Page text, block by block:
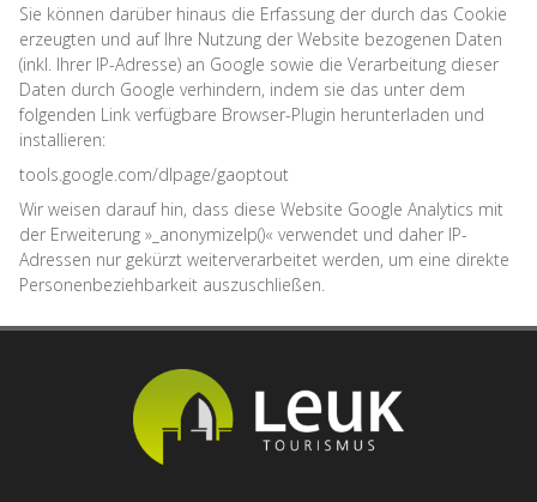
Sie können darüber hinaus die Erfassung der durch das Cookie
erzeugten und auf Ihre Nutzung der Website bezogenen Daten
(inkl. Ihrer IP-Adresse) an Google sowie die Verarbeitung dieser
Daten durch Google verhindern, indem sie das unter dem
folgenden Link verfügbare Browser-Plugin herunterladen und
installieren:
tools.google.com/dlpage/gaoptout
Wir weisen darauf hin, dass diese Website Google Analytics mit
der Erweiterung »_anonymizeIp()« verwendet und daher IP-
Adressen nur gekürzt weiterverarbeitet werden, um eine direkte
Personenbeziehbarkeit auszuschließen.